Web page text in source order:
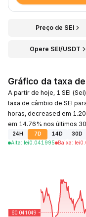
Preço de SEI
Opere SEI/USDT
Gráfico da taxa
A partir de hoje, 1 SEI
taxa de câmbio de SEI
horas, decreased em
em 14.76% nos últimos
24H 7D 14D 30D
Alta: lei0.041995 Baixa: lei